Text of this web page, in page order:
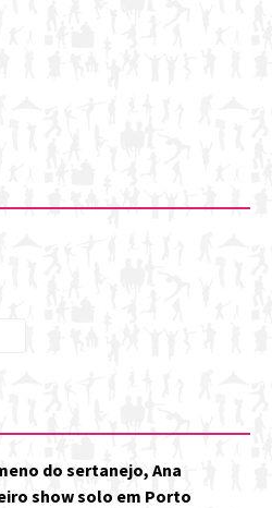
do sertanejo, Ana
show solo em Porto